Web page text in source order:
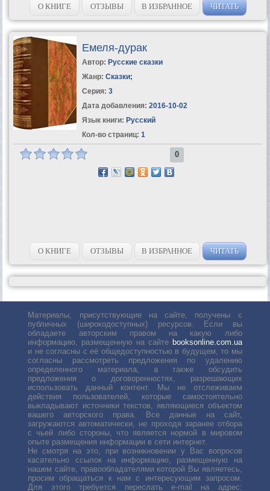
О КНИГЕ ОТЗЫВЫ В ИЗБРАННОЕ ЧИТАТЬ
Емеля-дурак
Автор: Русские сказки
Жанр: Сказки;
Серия: 3
Дата добавления: 2016-10-02
Язык книги: Русский
Кол-во страниц: 1
0
О КНИГЕ ОТЗЫВЫ В ИЗБРАННОЕ ЧИТАТЬ
Материалы, присутствующие на сайте, получены с
публичных (широкодоступных) ресурсов. Если вы
обладаете авторским правом на какую либо
информацию, размещенную на сайте booksonline.com.ua
и не согласны с её общедоступностью в будущем, то мы
согласны рассмотреть предложения по удалению
определенного материала, а также обсудить
предложения о договоренностях, разрешающих
использовать данный контент. Мы не отслеживаем
действия пользователей, которые самостоятельно
выкладывают источники текстов, являющиеся объектом
вашего авторского права. Все данные на сайт,
загружаются автоматически, не проходя заранее отбора
с чьей либо стороны, что является нормой в мировом
опыте размещения информации в сети интернет.
Не смотря на это, при возникновении у Вас вопросов
касательно ссылок на информацию, размещенную на
нашем сайте, правообладателями которой Вы являетесь,
просим обращаться к нам с интересующим запросом.
Для этого требуется переслать е-mail на адрес: